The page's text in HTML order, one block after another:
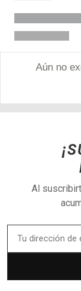
Aún no
Al